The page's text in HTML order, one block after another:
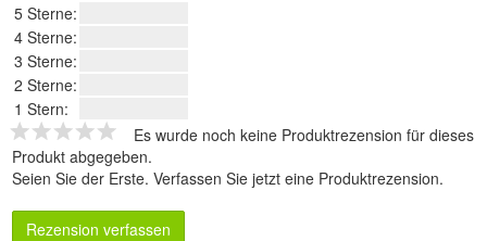
5 Sterne:
4 Sterne:
3 Sterne:
2 Sterne:
1 Stern:
Es wurde noch keine Produktrezension für dieses
Produkt abgegeben.
Seien Sie der Erste. Verfassen Sie jetzt eine Produktrezension.
Rezension verfassen